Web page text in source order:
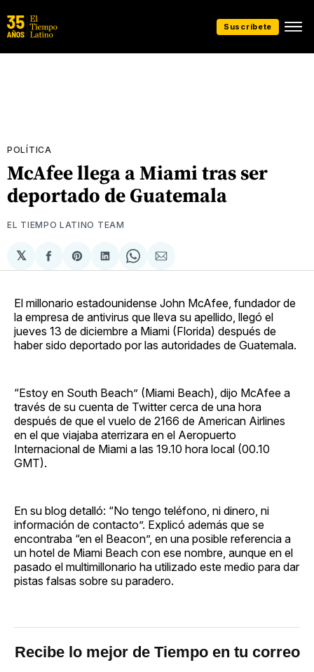
Suscríbete
POLÍTICA
McAfee llega a Miami tras ser
deportado de Guatemala
EL TIEMPO LATINO TEAM
𝕏
Compartir
en
Share
on
Compartir
en
Share
on
Compartir
via
El millonario estadounidense John McAfee, fundador de
la empresa de antivirus que lleva su apellido, llegó el
jueves 13 de diciembre a Miami (Florida) después de
haber sido deportado por las autoridades de Guatemala.
“Estoy en South Beach” (Miami Beach), dijo McAfee a
través de su cuenta de Twitter cerca de una hora
después de que el vuelo de 2166 de American Airlines
en el que viajaba aterrizara en el Aeropuerto
Internacional de Miami a las 19.10 hora local (00.10
GMT).
En su blog detalló: “No tengo teléfono, ni dinero, ni
información de contacto”. Explicó además que se
encontraba “en el Beacon”, en una posible referencia a
un hotel de Miami Beach con ese nombre, aunque en el
pasado el multimillonario ha utilizado este medio para dar
pistas falsas sobre su paradero.
Recibe lo mejor de Tiempo en tu correo